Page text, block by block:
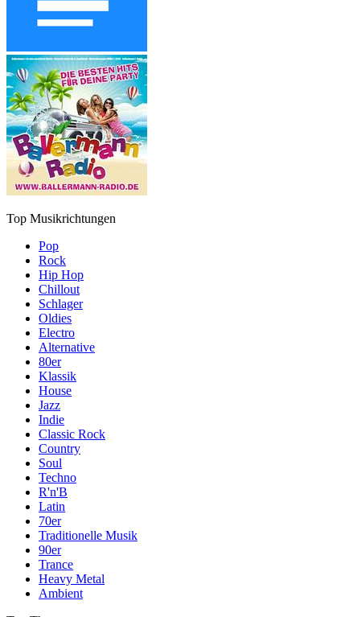
Top Musikrichtungen
Pop
Rock
Hip Hop
Chillout
Schlager
Oldies
Electro
Alternative
80er
Klassik
House
Jazz
Indie
Classic Rock
Country
Soul
Techno
R'n'B
Latin
70er
Traditionelle Musik
90er
Trance
Heavy Metal
Ambient